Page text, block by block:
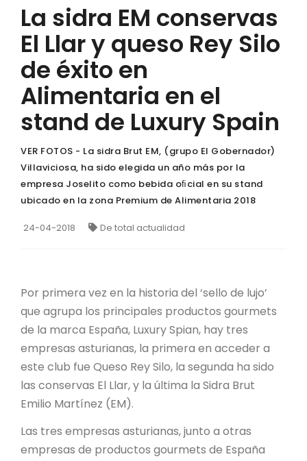
La sidra EM conservas
El Llar y queso Rey Silo
de éxito en
Alimentaria en el
stand de Luxury Spain
VER FOTOS - La sidra Brut EM, (grupo El Gobernador)
Villaviciosa, ha sido elegida un año más por la
empresa Joselito como bebida oﬁcial en su stand
ubicado en la zona Premium de Alimentaria 2018
24-04-2018 De total actualidad
Por primera vez en la historia del ‘sello de lujo’
que agrupa los principales productos gourmets
de la marca España, Luxury Spian, hay tres
empresas asturianas, la primera en acceder a
este club fue Queso Rey Silo, la segunda ha sido
las conservas El Llar, y la última la Sidra Brut
Emilio Martínez (EM).
Las tres empresas asturianas, junto a otras
empresas de productos gourmets de España